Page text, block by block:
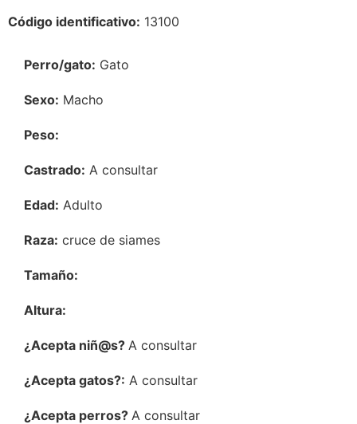
Código identificativo: 13100
Perro/gato: Gato
Sexo: Macho
Peso:
Castrado: A consultar
Edad: Adulto
Raza: cruce de siames
Tamaño:
Altura:
¿Acepta niñ@s? A consultar
¿Acepta gatos?: A consultar
¿Acepta perros? A consultar